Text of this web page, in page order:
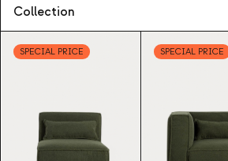
Collection
SPECIAL PRICE SPECIAL PRICE